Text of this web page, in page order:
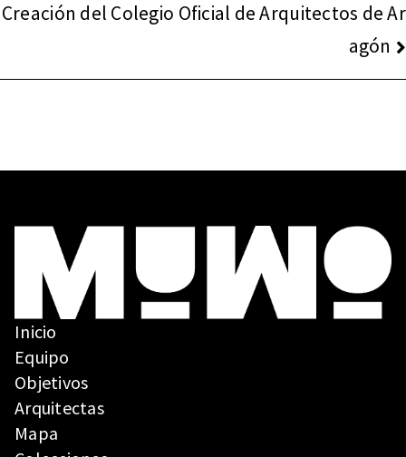
Creación del Colegio Oficial de Arquitectos de Ar
agón
Inicio
Equipo
Objetivos
Arquitectas
Mapa